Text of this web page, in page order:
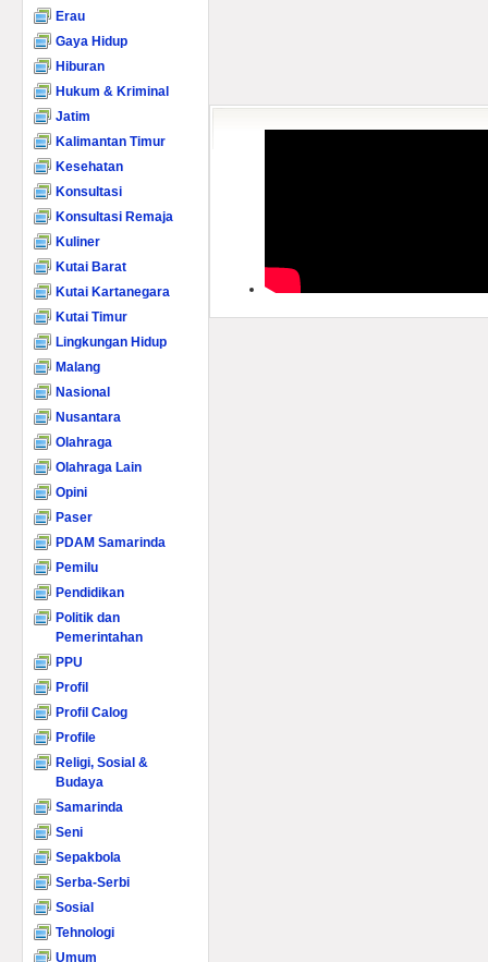
Erau
Gaya Hidup
Hiburan
Hukum & Kriminal
Jatim
Kalimantan Timur
Kesehatan
Konsultasi
Konsultasi Remaja
Kuliner
Kutai Barat
Kutai Kartanegara
Kutai Timur
Lingkungan Hidup
Malang
Nasional
Nusantara
Olahraga
Olahraga Lain
Opini
Paser
PDAM Samarinda
Pemilu
Pendidikan
Politik dan
Pemerintahan
PPU
Profil
Profil Calog
Profile
Religi, Sosial &
Budaya
Samarinda
Seni
Sepakbola
Serba-Serbi
Sosial
Tehnologi
Umum